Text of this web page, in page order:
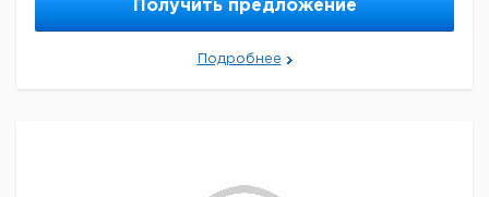
Получить предложение
Подробнее